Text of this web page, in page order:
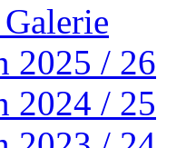
2025 / 26
2024 / 25